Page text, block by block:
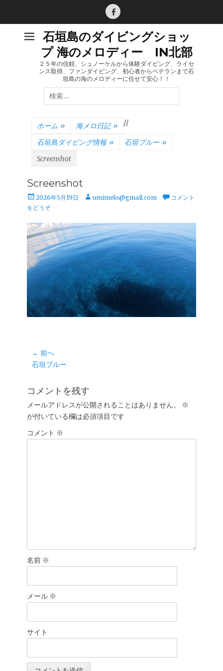
Facebook
石垣島のダイビングショッ
プ 海のメロディー IN北部
２５年の信頼、シュノーケルから体験ダイビング、ライセ
ンス取得、ファンダイビング、初心者からベテランまで石
垣島の海のメロディーに任せて安心！！
検
索:
ホーム » 海メロ日記 » /
石垣島ダイビング情報 »
/
石垣ブルー »
Screenshot
Screenshot
投
稿
2026年5月19日
投 umimelo@gmail.com
コメント
をどうぞ
投
稿
ビ
ゲ
ー
シ
← 前へ
前
投
石垣ブルー
コメントを残す
メールアドレスが公開されることはありません。
※
が付いている欄は必須項目です
コメント ※
名前 ※
メール ※
サイト